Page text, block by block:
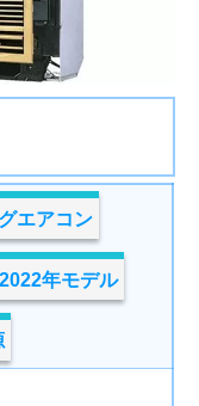
エアコン
2022年モデル